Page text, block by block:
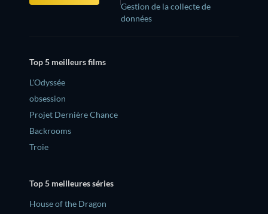
Gestion de la collecte de
données
Top 5 meilleurs films
L'Odyssée
obsession
Projet Dernière Chance
Backrooms
Troie
Top 5 meilleures séries
House of the Dragon